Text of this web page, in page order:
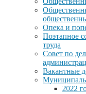
Опека и
Поэтапное
труда
Совет по
Вакантные
2022